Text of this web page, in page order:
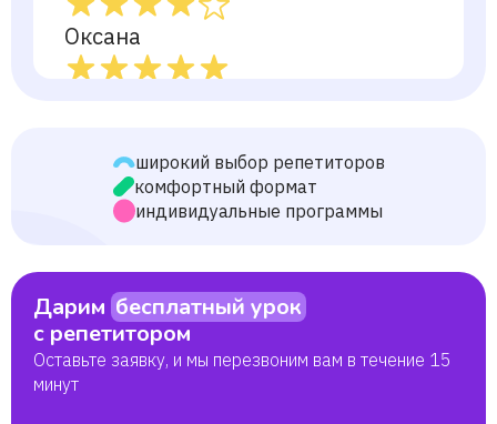
Оксана
Лиза
широкий выбор репетиторов
комфортный формат
индивидуальные программы
Дарим бесплатный урок
с репетитором
Оставьте заявку, и мы перезвоним вам в течение 15
минут